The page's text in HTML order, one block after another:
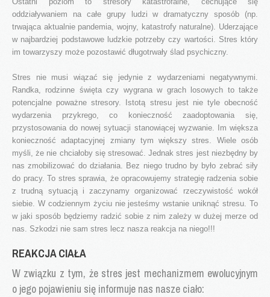
Gazetka - Wiadomości Poradniane
Galeria zdjęć
Orzecznictwo
Terminy posiedzeń
Rodzaje wydawanych orzeczeń
Pytania i odpowiedzi
Wczesne Wspomaganie Rozwoju
Procedury
Harmonogramy
Wydarzenia i Relacje
Do pobrania
oddziaływaniem na całe grupy ludzi w dramatyczny sposób (np.
trwająca aktualnie pandemia, wojny, katastrofy naturalne). Uderzające
w najbardziej podstawowe ludzkie potrzeby czy wartości. Stres który
im towarzyszy może pozostawić długotrwały ślad psychiczny.
Stres nie musi wiązać się jedynie z wydarzeniami negatywnymi.
Randka, rodzinne święta czy wygrana w grach losowych to także
potencjalne poważne stresory. Istotą stresu jest nie tyle obecność
wydarzenia przykrego, co konieczność zaadoptowania się,
przystosowania do nowej sytuacji stanowiącej wyzwanie. Im większa
konieczność adaptacyjnej zmiany tym większy stres. Wiele osób
myśli, że nie chciałoby się stresować. Jednak stres jest niezbędny by
nas zmobilizować do działania. Bez niego trudno by było zebrać siły
do pracy. To stres sprawia, że opracowujemy strategię radzenia sobie
z trudną sytuacją i zaczynamy organizować rzeczywistość wokół
siebie. W codziennym życiu nie jesteśmy wstanie uniknąć stresu. To
w jaki sposób będziemy radzić sobie z nim zależy w dużej merze od
nas. Szkodzi nie sam stres lecz nasza reakcja na niego!!!
REAKCJA CIAŁA
W związku z tym, że stres jest mechanizmem ewolucyjnym
o jego pojawieniu się informuje nas nasze ciało: